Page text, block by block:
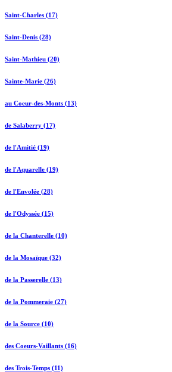
Saint-Charles (17)
Saint-Denis (28)
Saint-Mathieu (20)
Sainte-Marie (26)
au Coeur-des-Monts (13)
de Salaberry (17)
de l'Amitié (19)
de l'Aquarelle (19)
de l'Envolée (28)
de l'Odyssée (15)
de la Chanterelle (10)
de la Mosaïque (32)
de la Passerelle (13)
de la Pommeraie (27)
de la Source (10)
des Coeurs-Vaillants (16)
des Trois-Temps (11)